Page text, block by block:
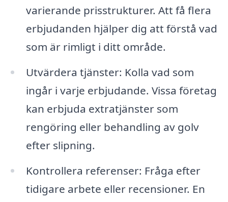
varierande prisstrukturer. Att få flera
erbjudanden hjälper dig att förstå vad
som är rimligt i ditt område.
Utvärdera tjänster: Kolla vad som
ingår i varje erbjudande. Vissa företag
kan erbjuda extratjänster som
rengöring eller behandling av golv
efter slipning.
Kontrollera referenser: Fråga efter
tidigare arbete eller recensioner. En